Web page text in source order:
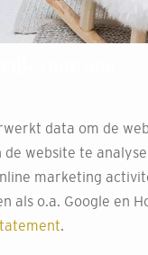
data om de
website te
marketing
als o.a. Google en
.